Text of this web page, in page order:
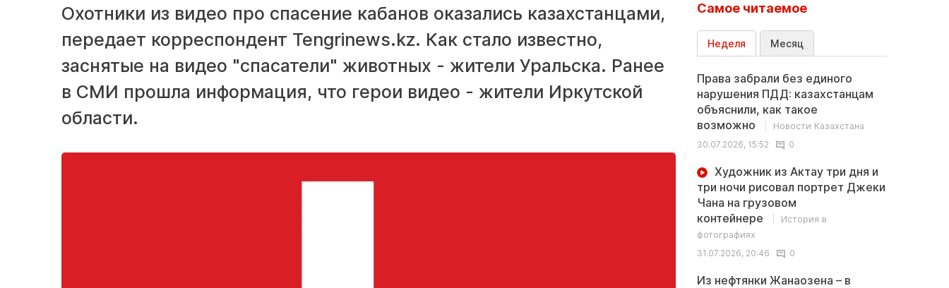
Охотники из видео про спасение кабанов оказались казахстанцами,
передает корреспондент Tengrinews.kz. Как стало известно,
заснятые на видео "спасатели" животных - жители Уральска. Ранее
в СМИ прошла информация, что герои видео - жители Иркутской
области.
Самое читаемое
Неделя Месяц
Права забрали без единого
нарушения ПДД: казахстанцам
объяснили, как такое
возможно
Новости Казахстана
30.07.2026, 15:52
0
Художник из Актау три дня и
три ночи рисовал портрет Джеки
Чана на грузовом
контейнере
История в
фотографиях
31.07.2026, 20:46
0
Из нефтянки Жанаозена – в